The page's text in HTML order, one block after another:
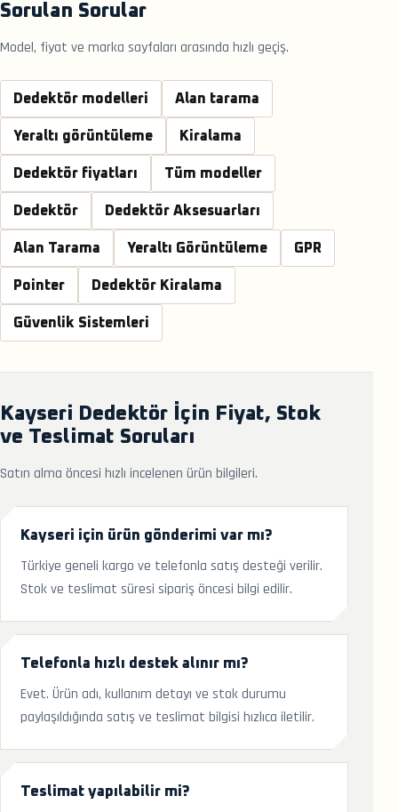
Sorulan Sorular
Model, fiyat ve marka sayfaları arasında hızlı geçiş.
Dedektör modelleri Alan tarama
Yeraltı görüntüleme Kiralama
Dedektör fiyatları Tüm modeller
Dedektör Dedektör Aksesuarları
Alan Tarama Yeraltı Görüntüleme GPR
Pointer Dedektör Kiralama
Güvenlik Sistemleri
Kayseri Dedektör İçin Fiyat, Stok
ve Teslimat Soruları
Satın alma öncesi hızlı incelenen ürün bilgileri.
Kayseri için ürün gönderimi var mı?
Türkiye geneli kargo ve telefonla satış desteği verilir.
Stok ve teslimat süresi sipariş öncesi bilgi edilir.
Telefonla hızlı destek alınır mı?
Evet. Ürün adı, kullanım detayı ve stok durumu
paylaşıldığında satış ve teslimat bilgisi hızlıca iletilir.
Teslimat yapılabilir mi?